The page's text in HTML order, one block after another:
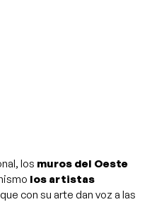
los muros del Oeste
los artistas
con su arte dan voz a las